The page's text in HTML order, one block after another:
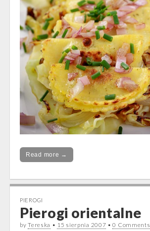
Read more →
PIEROGI
Pierogi orientalne
byTereska • 15 sierpnia 2007 •0 Comments